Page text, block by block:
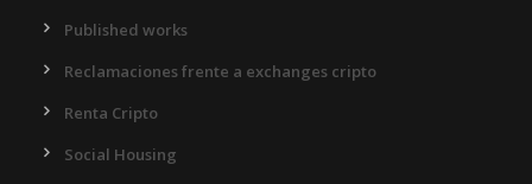
Published works
Reclamaciones frente a exchanges cripto
Renta Cripto
Social Housing